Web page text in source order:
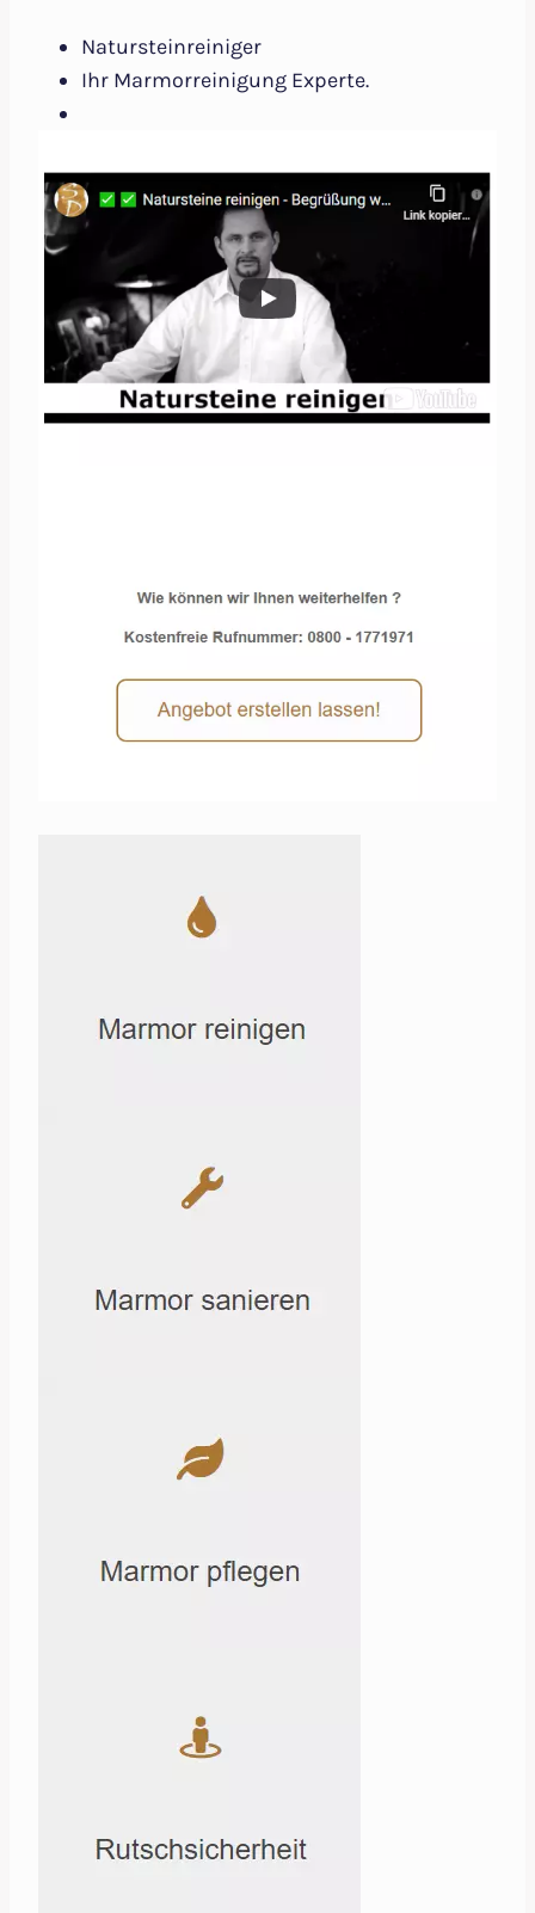
Natursteinreiniger
Ihr Marmorreinigung Experte.